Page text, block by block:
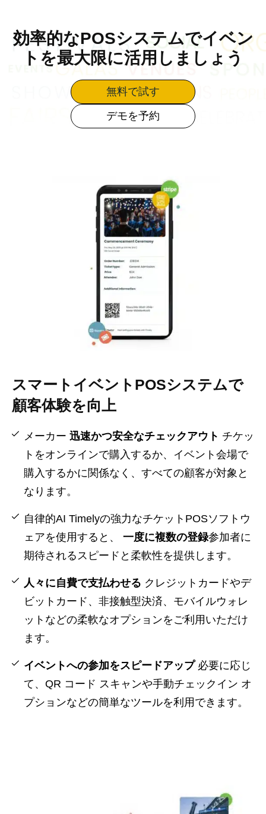
効率的なPOSシステムでイベン
トを最大限に活用しましょう
無料で試す
デモを予約
スマートイベントPOSシステムで
顧客体験を向上
メーカー 迅速かつ安全なチェックアウト チケッ
トをオンラインで購入するか、イベント会場で
購入するかに関係なく、すべての顧客が対象と
なります。
自律的AI Timelyの強力なチケットPOSソフトウ
ェアを使用すると、 一度に複数の登録参加者に
期待されるスピードと柔軟性を提供します。
人々に自費で支払わせる クレジットカードやデ
ビットカード、非接触型決済、モバイルウォレ
ットなどの柔軟なオプションをご利用いただけ
ます。
イベントへの参加をスピードアップ必要に応じ
て、QR コード スキャンや手動チェックイン オ
プションなどの簡単なツールを利用できます。